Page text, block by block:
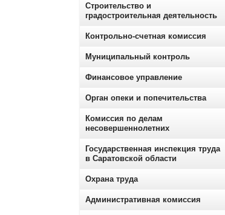
Строительство и
градостроительная деятельность
Контрольно-счетная комиссия
Муниципальный контроль
Финансовое управление
Орган опеки и попечительства
Комиссия по делам
несовершеннолетних
Государственная инспекция труда
в Саратовской области
Охрана труда
Административная комиссия